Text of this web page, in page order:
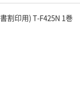
割印用) T-F425N 1巻